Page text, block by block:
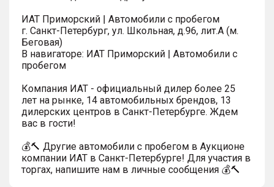
ИАТ Приморский | Автомобили с пробегом
г. Санкт-Петербург, ул. Школьная, д.96, лит.А (м.
Беговая)
В навигаторе: ИАТ Приморский | Автомобили с
пробегом
Компания ИАТ - официальный дилер более 25
лет на рынке, 14 автомобильных брендов, 13
дилерских центров в Санкт-Петербурге. Ждем
вас в гости!
💰🔨 Другие автомобили с пробегом в Аукционе
компании ИАТ в Санкт-Петербурге! Для участия в
торгах, напишите нам в личные сообщения 💰🔨